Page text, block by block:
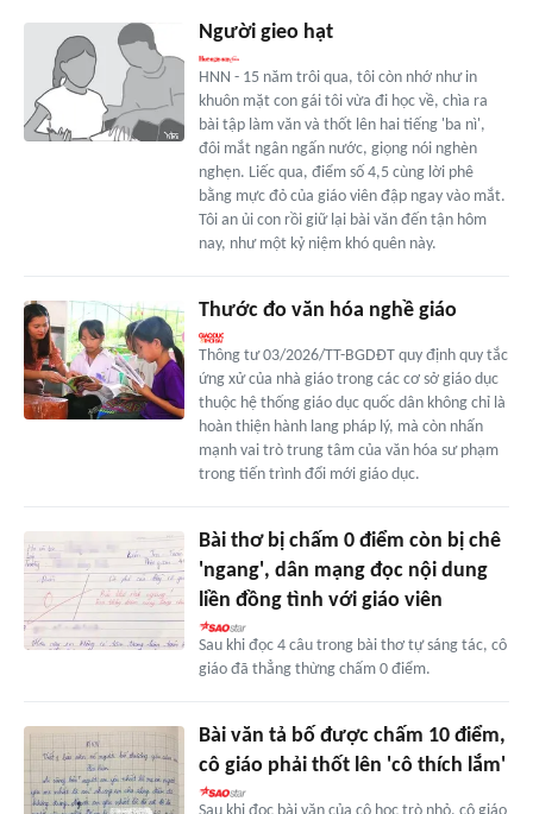
Người gieo hạt
HNN - 15 năm trôi qua, tôi còn nhớ như in
khuôn mặt con gái tôi vừa đi học về, chìa ra
bài tập làm văn và thốt lên hai tiếng 'ba nì',
đôi mắt ngân ngấn nước, giọng nói nghèn
nghẹn. Liếc qua, điểm số 4,5 cùng lời phê
bằng mực đỏ của giáo viên đập ngay vào mắt.
Tôi an ủi con rồi giữ lại bài văn đến tận hôm
nay, như một kỷ niệm khó quên này.
Thước đo văn hóa nghề giáo
Thông tư 03/2026/TT-BGDĐT quy định quy tắc
ứng xử của nhà giáo trong các cơ sở giáo dục
thuộc hệ thống giáo dục quốc dân không chỉ là
hoàn thiện hành lang pháp lý, mà còn nhấn
mạnh vai trò trung tâm của văn hóa sư phạm
trong tiến trình đổi mới giáo dục.
Bài thơ bị chấm 0 điểm còn bị chê
'ngang', dân mạng đọc nội dung
liền đồng tình với giáo viên
Sau khi đọc 4 câu trong bài thơ tự sáng tác, cô
giáo đã thẳng thừng chấm 0 điểm.
Bài văn tả bố được chấm 10 điểm,
cô giáo phải thốt lên 'cô thích lắm'
Sau khi đọc bài văn của cô học trò nhỏ, cô giáo